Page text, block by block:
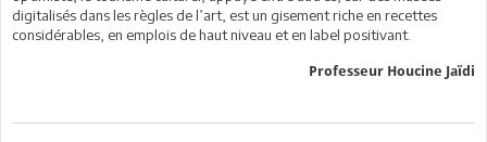
digitalisés dans les règles de l’art, est un gisement riche en recettes
considérables, en emplois de haut niveau et en label positivant.
Professeur Houcine Jaïdi